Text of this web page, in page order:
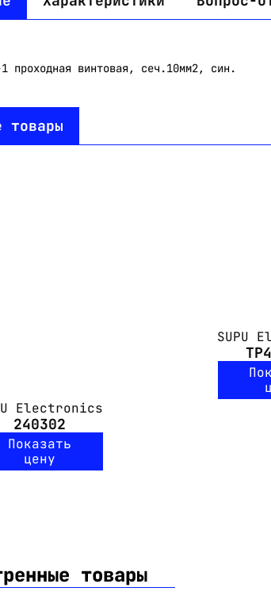
проходная винтовая, сеч.10мм2, син.
товары
Electronics
240302
Показать
цену
SUPU
товары